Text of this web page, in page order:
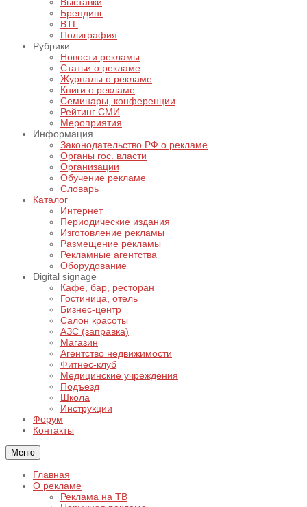
Брендинг
BTL
Полиграфия
Рубрики
Новости рекламы
Статьи о рекламе
Журналы о рекламе
Книги о рекламе
Семинары, конференции
Рейтинг СМИ
Мероприятия
Информация
Законодательство РФ о рекламе
Органы гос. власти
Организации
Обучение рекламе
Словарь
Каталог
Интернет
Периодические издания
Изготовление рекламы
Размещение рекламы
Рекламные агентства
Оборудование
Digital signage
Кафе, бар, ресторан
Гостиница, отель
Бизнес-центр
Салон красоты
АЗС (заправка)
Магазин
Агентство недвижимости
Фитнес-клуб
Медицинские учреждения
Подъезд
Школа
Инструкции
Форум
Контакты
Меню
Главная
О рекламе
Реклама на ТВ